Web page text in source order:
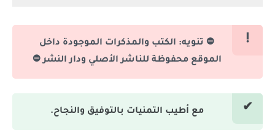
⛔ تنويه: الكتب والمذكرات الموجودة داخل
الموقع محفوظة للناشر الأصلي ودار النشر ⛔
مع أطيب التمنيات بالتوفيق والنجاح.